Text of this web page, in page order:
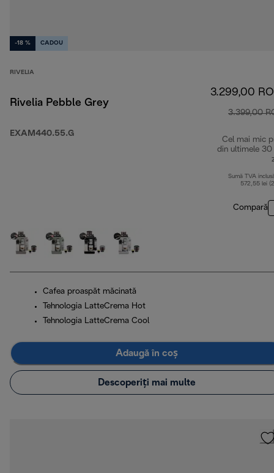
-18 % CADOU
RIVELIA
Rivelia Pebble Grey
EXAM440.55.G
3.299,00
3.399,00
Cel mai mic
din ultimele 30
Sumă TVA
572,55 lei
Compară
Cafea proaspăt măcinată
Tehnologia LatteCrema Hot
Tehnologia LatteCrema Cool
Adaugă în coș
Descoperiți mai multe